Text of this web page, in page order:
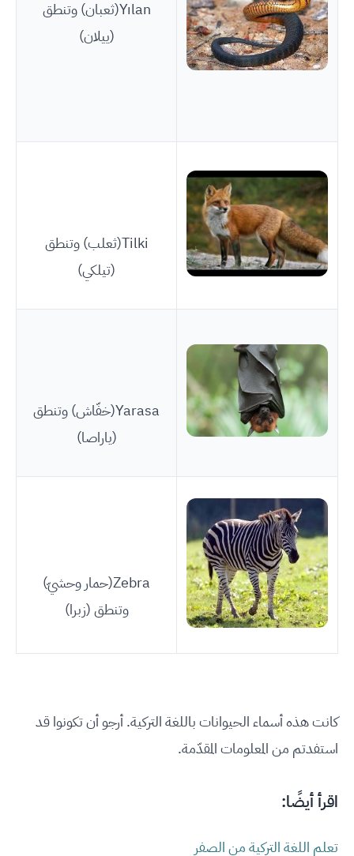
Yılan(ثعبان) وتنطق
(ييلان)
Tilki(ثعلب) وتنطق
(تيلكي)
Yarasa(خفّاش) وتنطق
(ياراصا)
Zebra(حمار وحشيّ)
وتنطق (زبرا)
كانت هذه أسماء الحيوانات باللغة التركية. أرجو أن تكونوا قد
استفدتم من المعلومات المقدّمة.
اقرأ أيضًا:
تعلم اللغة التركية من الصفر